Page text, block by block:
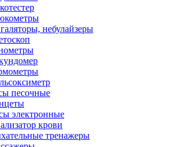
небулайзеры
песочные
электронные
крови
тренажеры